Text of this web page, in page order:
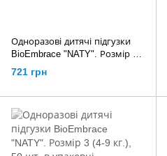
Одноразові дитячі підгузки
BioEmbrace "NATY". Розмір 1
(2-5 кг.), 25шт. в упаковці.
721 грн